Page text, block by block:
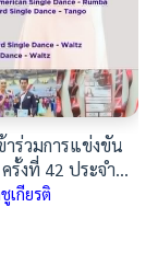
ร่วมการแข่งขัน
รั้งที่ 42 ประจำปี
เกียรติ